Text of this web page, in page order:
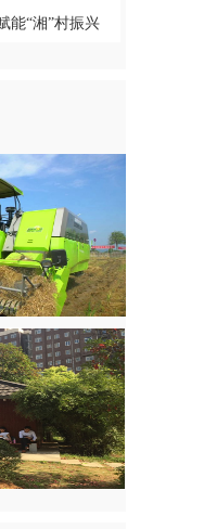
能“湘”村振兴